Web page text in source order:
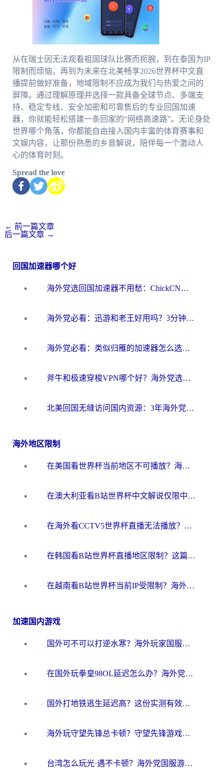
从在瑞士因无法观看祖国球队比赛而扼腕，到在泰国为IP
限制而烦恼，再到为未来在北美畅享2026世界杯中文直
播提前做好准备，地域限制不应成为我们与热爱之间的
屏障。通过理解原理并选择一款具备全球节点、多端支
持、稳定专线、安全加密和可靠售后的专业回国加速
器，你就能轻松搭建一条回家的“网络高速路”。无论身处
世界哪个角落，你都能自由接入国内丰富的体育赛事和
文娱内容，让那份熟悉的乡音解说，陪伴每一个激动人
心的体育时刻。
Spread the love
← 前一篇文章
后一篇文章 →
回国加速器哪个好
海外党选回国加速器不用愁：ChickCN和洞见哪个好？一篇搞定所有疑问
海外党必看：迅游和老王好用吗？3分钟选对加速国内网络的加速器
海外党必看：类似归雁的加速器怎么选？一篇搞定无缝访问国内资源
斧牛和极速穿梭VPN哪个好？海外党选回国加速器必看的真实对比与避坑指南
北美回国无缝访问国内资源：3年海外党亲测的加速器选择指南
海外地区限制
在美国看世界杯当前地区不可播放？海外党体育观赛终极指南来了！
在澳大利亚看B站世界杯中文解说仅限中国大陆？这篇指南帮你打破限制看遍赛事
在海外看CCTV5世界杯直播无法播放？这篇指南让你和国内球迷同步呐喊
在韩国看B站世界杯直播地区限制？这篇指南让你告别“当前地区不可播放”
在越南看B站世界杯当前IP受限制？海外党体育观赛终极指南来了
加速国内游戏
国外可不可以打逆水寒？海外玩家国服畅玩终极指南（附漫威荒野乱斗加速方案）
在国外玩拳皇98OL延迟怎么办？海外党亲测有效的低延迟指南
国外打地铁逃生延迟高？这份实测有效的低延迟指南帮你吃鸡
海外玩守望先锋总卡顿？守望先锋游戏加速器在哪里买&避坑指南（附欧洲非洲游戏实测）
台湾怎么玩光·遇不卡顿？海外党国服游戏加速终极攻略（附实测体验）